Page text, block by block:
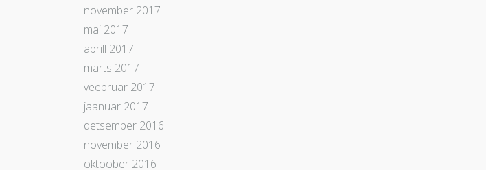
november 2017
mai 2017
aprill 2017
märts 2017
veebruar 2017
jaanuar 2017
detsember 2016
november 2016
oktoober 2016